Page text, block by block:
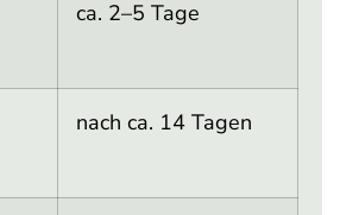
ca. 2–5 Tage
nach ca. 14 Tagen